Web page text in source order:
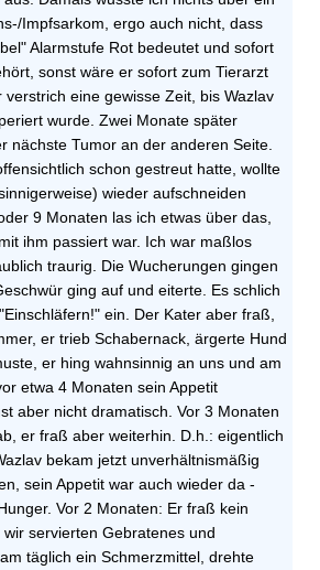
Impfsarkom, ergo auch nicht, dass
Alarmstufe Rot bedeutet und sofort
sonst wäre er sofort zum Tierarzt
eine gewisse Zeit, bis Wazlav
wurde. Zwei Monate später
nächste Tumor an der anderen Seite.
schon gestreut hatte, wollte
wieder aufschneiden
9 Monaten las ich etwas über das,
ihm passiert war. Ich war maßlos
traurig. Die Wucherungen gingen
ging auf und eiterte. Es schlich
ein. Der Kater aber fraß,
er trieb Schabernack, ärgerte Hund
er hing wahnsinnig an uns und am
etwa 4 Monaten sein Appetit
aber nicht dramatisch. Vor 3 Monaten
er fraß aber weiterhin. D.h.: eigentlich
bekam jetzt unverhältnismäßig
sein Appetit war auch wieder da -
Vor 2 Monaten: Er fraß kein
servierten Gebratenes und
täglich ein Schmerzmittel, drehte